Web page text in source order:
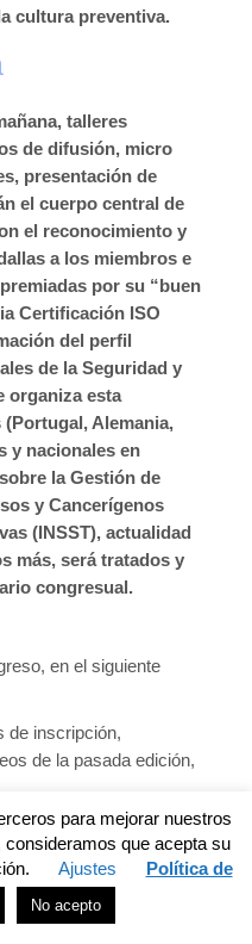
cultura preventiva.
talleres
de difusión, micro
presentación de
el cuerpo central de
el reconocimiento y
a los miembros e
por su “buen
Certificación ISO
del perfil
de la Seguridad y
organiza esta
Alemania,
y nacionales en
la Gestión de
y Cancerígenos
(INSST), actualidad
más, será tratados y
congresual.
en el siguiente
de inscripción,
de la pasada edición,
de
para mejorar nuestros
que acepta su
Ajustes
Política de
No acepto